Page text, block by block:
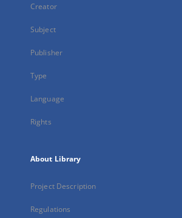
Creator
Subject
Publisher
Type
Language
Rights
About Library
Project Description
Regulations